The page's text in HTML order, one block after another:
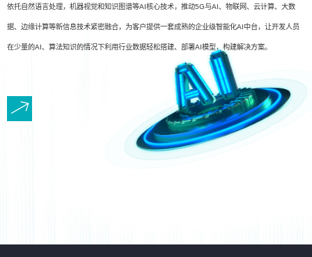
依托自然语言处理，机器视觉和知识图谱等AI核心技术，推动5G与AI、物联网、云计算、大数
据、边缘计算等新信息技术紧密融合，为客户提供一套成熟的企业级智能化AI中台，让开发人员
在少量的AI、算法知识的情况下利用行业数据轻松搭建、部署AI模型，构建解决方案。